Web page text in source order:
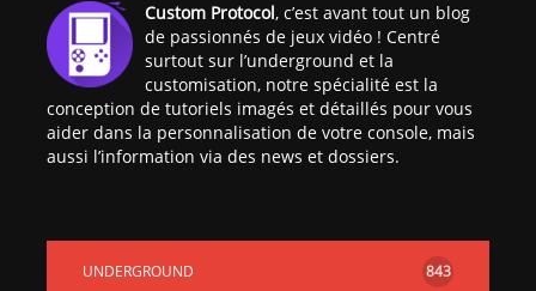
Custom Protocol, c’est avant tout un blog
de passionnés de jeux vidéo ! Centré
surtout sur l’underground et la
customisation, notre spécialité est la
conception de tutoriels imagés et détaillés pour vous
aider dans la personnalisation de votre console, mais
aussi l’information via des news et dossiers.
UNDERGROUND 843